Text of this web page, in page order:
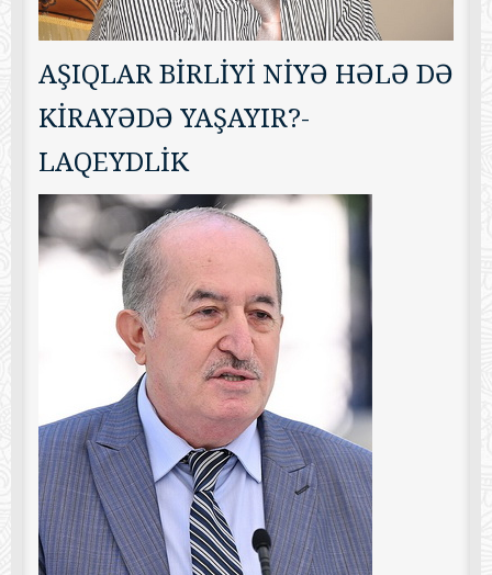
AŞIQLAR BİRLİYİ NİYƏ HƏLƏ DƏ
KİRAYƏDƏ YAŞAYIR?-
LAQEYDLİK